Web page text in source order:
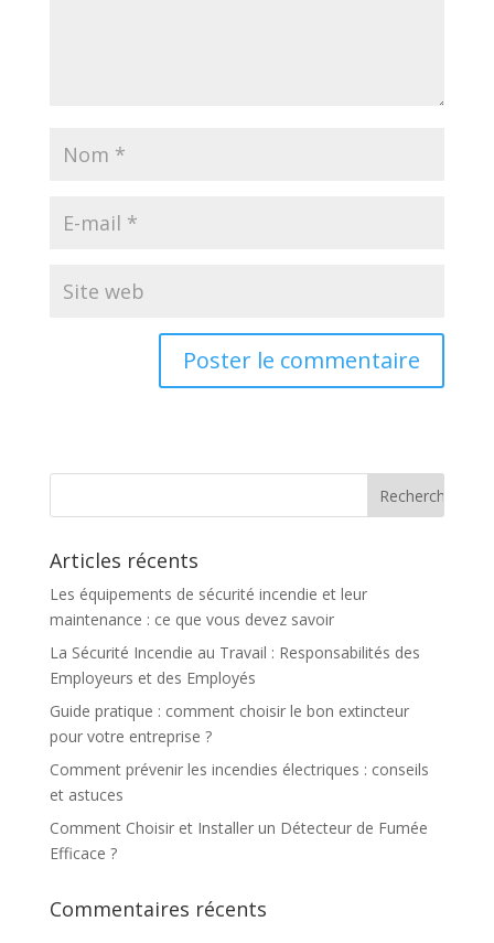
Articles récents
Les équipements de sécurité incendie et leur
maintenance : ce que vous devez savoir
La Sécurité Incendie au Travail : Responsabilités des
Employeurs et des Employés
Guide pratique : comment choisir le bon extincteur
pour votre entreprise ?
Comment prévenir les incendies électriques : conseils
et astuces
Comment Choisir et Installer un Détecteur de Fumée
Efficace ?
Commentaires récents